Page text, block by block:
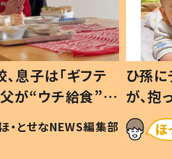
息子は「ギフテ
が“ウチ給食”を
とは #令和の親
ほ・とせなNEWS編集部
ひ孫
が、
「涙が
い」